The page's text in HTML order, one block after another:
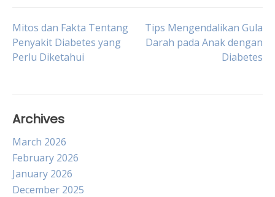
Post
navigation
Mitos dan Fakta Tentang
Penyakit Diabetes yang
Perlu Diketahui
Tips Mengendalikan Gula
Darah pada Anak dengan
Diabetes
Archives
March 2026
February 2026
January 2026
December 2025